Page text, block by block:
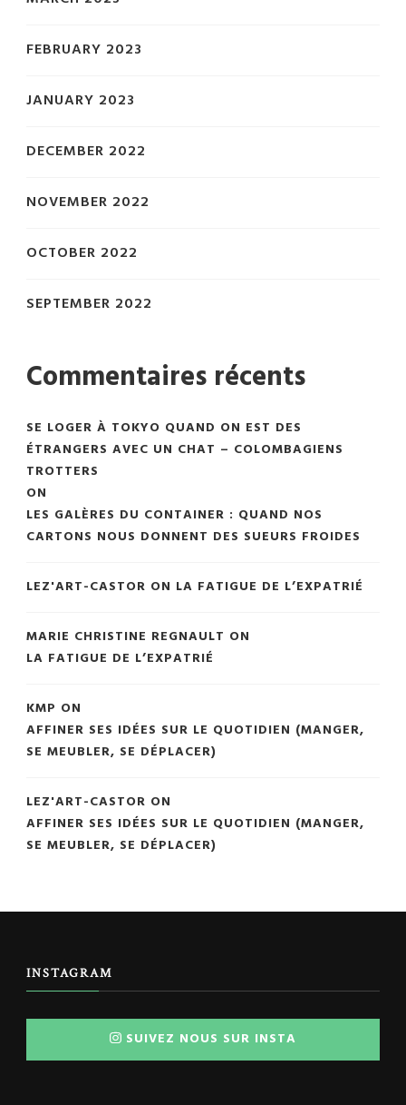
FEBRUARY 2023
JANUARY 2023
DECEMBER 2022
NOVEMBER 2022
OCTOBER 2022
SEPTEMBER 2022
Commentaires récents
SE LOGER À TOKYO QUAND ON EST DES
ÉTRANGERS AVEC UN CHAT – COLOMBAGIENS
TROTTERS
ON
LES GALÈRES DU CONTAINER : QUAND NOS
CARTONS NOUS DONNENT DES SUEURS FROIDES
LEZ'ART-CASTOR ON LA FATIGUE DE L’EXPATRIÉ
MARIE CHRISTINE REGNAULT ON
LA FATIGUE DE L’EXPATRIÉ
KMP ON
AFFINER SES IDÉES SUR LE QUOTIDIEN (MANGER,
SE MEUBLER, SE DÉPLACER)
LEZ'ART-CASTOR ON
AFFINER SES IDÉES SUR LE QUOTIDIEN (MANGER,
SE MEUBLER, SE DÉPLACER)
INSTAGRAM
SUIVEZ NOUS SUR INSTA